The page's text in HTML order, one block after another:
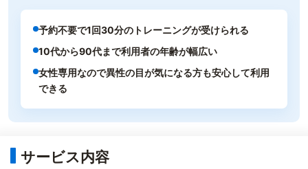
予約不要で1回30分のトレーニングが受けられる
10代から90代まで利用者の年齢が幅広い
女性専用なので異性の目が気になる方も安心して利用
できる
サービス内容